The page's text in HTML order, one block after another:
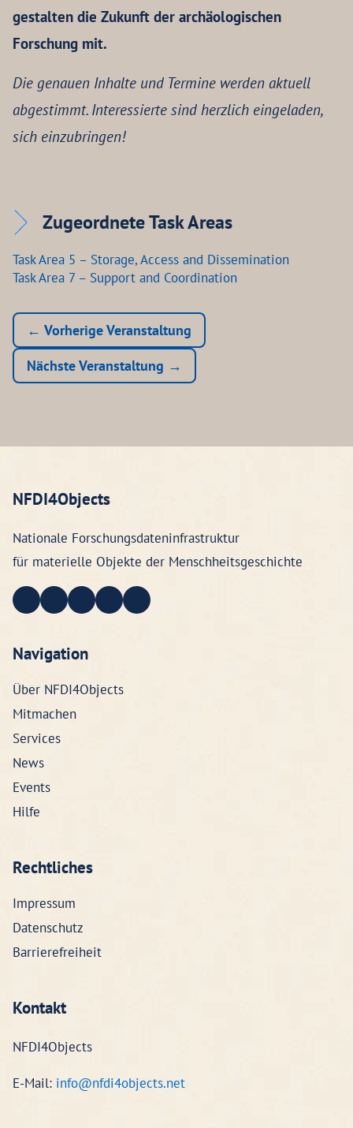
gestalten die Zukunft der archäologischen
Forschung mit.
Die genauen Inhalte und Termine werden aktuell
abgestimmt. Interessierte sind herzlich eingeladen,
sich einzubringen!
Zugeordnete Task Areas
Task Area 5 – Storage, Access and Dissemination
Task Area 7 – Support and Coordination
← Vorherige Veranstaltung
Nächste Veranstaltung →
NFDI4Objects
Nationale Forschungsdateninfrastruktur
für materielle Objekte der Menschheitsgeschichte
Navigation
Über NFDI4Objects
Mitmachen
Services
News
Events
Hilfe
Rechtliches
Impressum
Datenschutz
Barrierefreiheit
Kontakt
NFDI4Objects
E-Mail: info@nfdi4objects.net